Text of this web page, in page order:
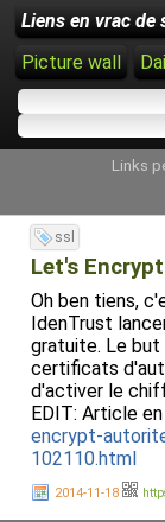
Liens en vrac de
Picture wall
Links
ssl
Let's Encrypt
Oh ben tiens,
IdenTrust
gratuite. Le
certificats
d'activer le
EDIT: Article
encrypt-
102110.html
2014-11-18